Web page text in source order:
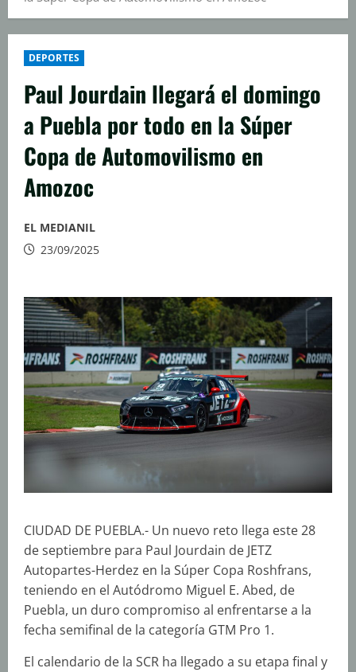
DEPORTES
Paul Jourdain llegará el domingo
a Puebla por todo en la Súper
Copa de Automovilismo en
Amozoc
EL MEDIANIL
23/09/2025
CIUDAD DE PUEBLA.- Un nuevo reto llega este 28
de septiembre para Paul Jourdain de JETZ
Autopartes-Herdez en la Súper Copa Roshfrans,
teniendo en el Autódromo Miguel E. Abed, de
Puebla, un duro compromiso al enfrentarse a la
fecha semifinal de la categoría GTM Pro 1.
El calendario de la SCR ha llegado a su etapa final y